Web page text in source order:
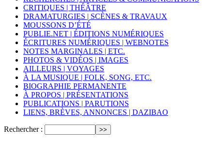
CRITIQUES | THÉÂTRE
DRAMATURGIES | SCÈNES & TRAVAUX
MOUSSONS D’ÉTÉ
PUBLIE.NET | ÉDITIONS NUMÉRIQUES
ÉCRITURES NUMÉRIQUES | WEBNOTES
NOTES MARGINALES | ETC.
PHOTOS & VIDÉOS | IMAGES
AILLEURS | VOYAGES
À LA MUSIQUE | FOLK, SONG, ETC.
BIOGRAPHIE PERMANENTE
À PROPOS | PRÉSENTATIONS
PUBLICATIONS | PARUTIONS
LIENS, BRÈVES, ANNONCES | DAZIBAO
Rechercher :